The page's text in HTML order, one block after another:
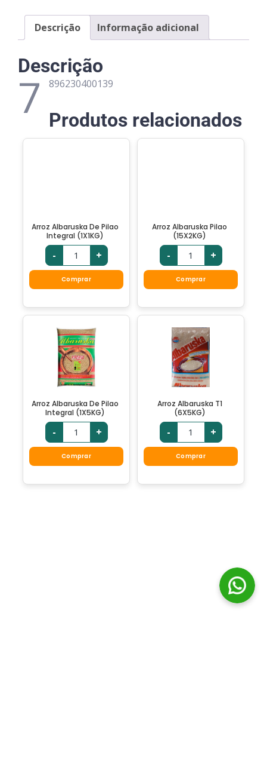
Descrição Informação adicional
Descrição
7 896230400139
Produtos relacionados
Arroz Albaruska De Pilao
Integral (1X1KG)
- +
Comprar
Arroz Albaruska Pilao
(15X2KG)
- +
Comprar
Arroz Albaruska De Pilao
Integral (1X5KG)
- +
Comprar
Arroz Albaruska T1
(6X5KG)
- +
Comprar